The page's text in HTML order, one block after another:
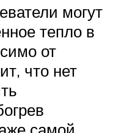
могут
тепло в
от
что нет